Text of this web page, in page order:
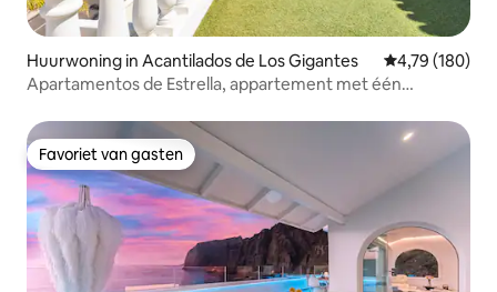
Huurwoning in Acantilados de Los Gigantes Gemiddelde
4,79 (180)
Apartamentos de Estrella, appartement met één
Favoriet van gasten
Favoriet van gasten